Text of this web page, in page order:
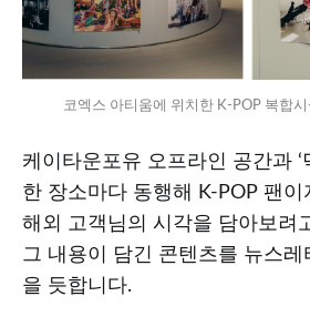
코엑스 아티움에 위치한 K-POP 복합
케이타운포유 오프라인 공간과 ‘
한 장소마다 동행해 K-POP 팬
해외 고객님의 시각을 담아보려
그 내용이 담긴 콘텐츠를 뉴스레
을 듯합니다.